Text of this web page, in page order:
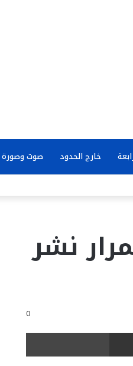
خارج الحدود صوت وصورة
نشر
0
مشاركة عبر البريد